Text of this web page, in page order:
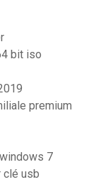
bit iso
premium
7
clé usb